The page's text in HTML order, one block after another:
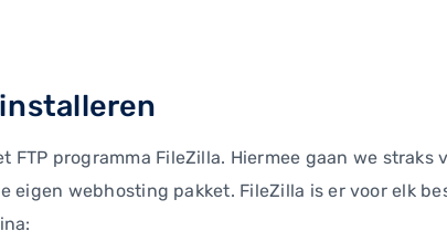
programma FileZilla. Hiermee gaan we straks
eigen webhosting pakket. FileZilla is er voor elk